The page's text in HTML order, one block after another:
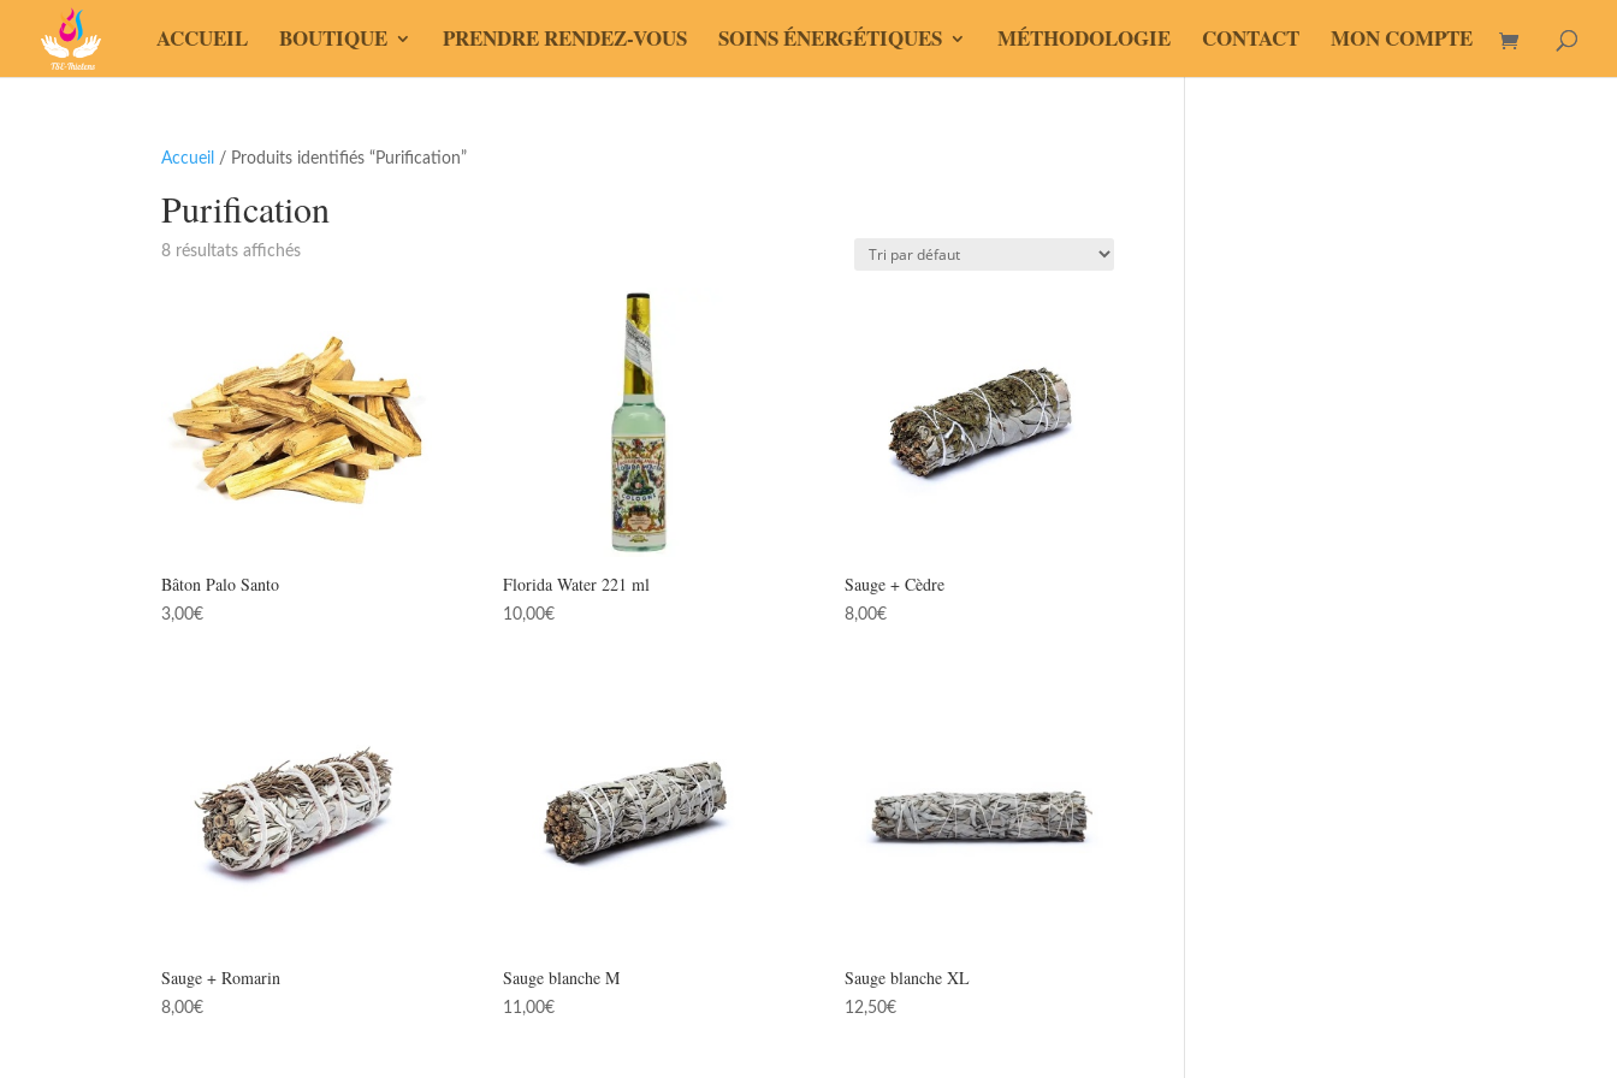
ACCUEIL BOUTIQUE PRENDRE RENDEZ-VOUS SOINS ÉNERGÉTIQUES MÉTHODOLOGIE CONTACT MON COMPTE
Accueil / Produits identifiés “Purification”
Purification
8 résultats affichés
Bâton Palo Santo
3,00€
Florida Water 221 ml
10,00€
Sauge + Cèdre
8,00€
Sauge + Romarin
8,00€
Sauge blanche M
11,00€
Sauge blanche XL
12,50€